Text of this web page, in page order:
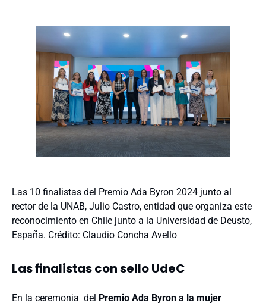
Las 10 finalistas del Premio Ada Byron 2024 junto al
rector de la UNAB, Julio Castro, entidad que organiza este
reconocimiento en Chile junto a la Universidad de Deusto,
España. Crédito: Claudio Concha Avello
Las finalistas con sello UdeC
En la ceremonia del Premio Ada Byron a la mujer